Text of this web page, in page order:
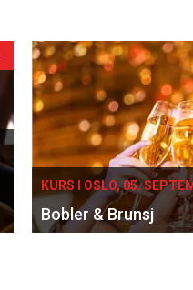
KURS I OSLO, 05.
Bobler & Brunsj